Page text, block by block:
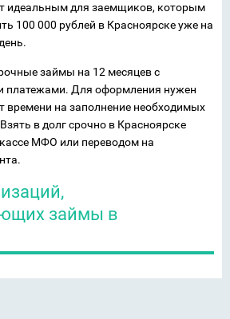
идеальным для заемщиков, которым
100 000 рублей в Красноярске уже на
займы на 12 месяцев с
платежами. Для оформления нужен
времени на заполнение необходимых
в долг срочно в Красноярске
МФО или переводом на
займы в